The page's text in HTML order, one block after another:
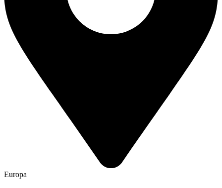
Europa